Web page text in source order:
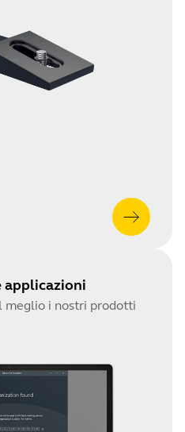
applicazioni
i nostri prodotti